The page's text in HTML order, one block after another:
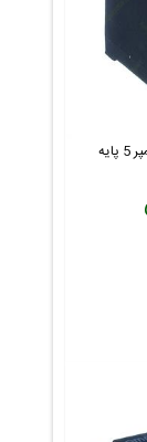
رله مینیاتوری امرون 12 ولت 5 آمپر 5 پایه